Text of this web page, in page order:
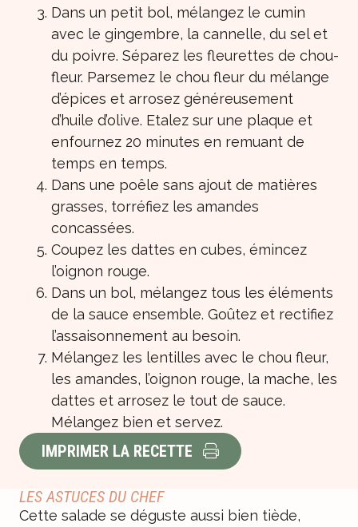
Dans un petit bol, mélangez le cumin
avec le gingembre, la cannelle, du sel et
du poivre. Séparez les fleurettes de chou-
fleur. Parsemez le chou fleur du mélange
d’épices et arrosez généreusement
d’huile d’olive. Etalez sur une plaque et
enfournez 20 minutes en remuant de
temps en temps.
Dans une poêle sans ajout de matières
grasses, torréfiez les amandes
concassées.
Coupez les dattes en cubes, émincez
l’oignon rouge.
Dans un bol, mélangez tous les éléments
de la sauce ensemble. Goûtez et rectifiez
l’assaisonnement au besoin.
Mélangez les lentilles avec le chou fleur,
les amandes, l’oignon rouge, la mache, les
dattes et arrosez le tout de sauce.
Mélangez bien et servez.
IMPRIMER LA RECETTE
LES ASTUCES DU CHEF
Cette salade se déguste aussi bien tiède,